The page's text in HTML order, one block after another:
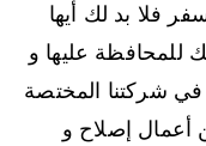
فلا بد لك أيها
للمحافظة عليها و
شركتنا المختصة
أعمال إصلاح و